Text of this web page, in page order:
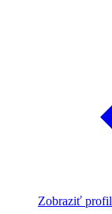
Zobraziť profil